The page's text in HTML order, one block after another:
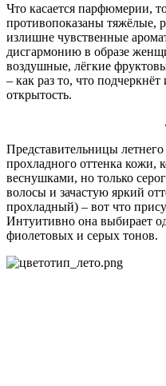
Что касается парфюмерии,
противопоказаны тяжёлые,
излишне чувственные
дисгармонию в образе
воздушные, лёгкие
– как раз то, что подчеркнёт
открытость.
Представительницы
прохладного оттенка кожи,
веснушками, но только
волосы и зачастую яркий
прохладный) – вот что
Интуитивно она выбирает
фиолетовых и серых тонов.